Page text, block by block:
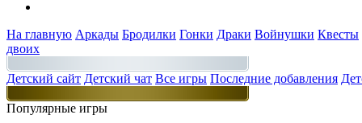
На главную Аркады Бродилки Гонки Драки Войнушки Квесты
двоих
Детский сайт Детский чат Все игры Последние добавления
Популярные игры